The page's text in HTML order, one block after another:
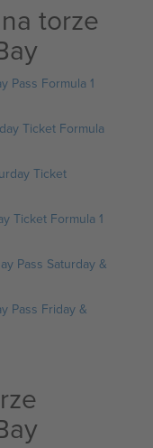
torze
Pass Formula 1
Ticket Formula
Ticket
Ticket Formula 1
Pass Saturday &
Pass Friday &